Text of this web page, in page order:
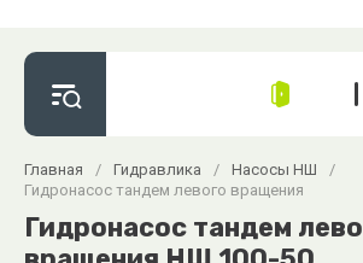
Главная / Гидравлика / Насосы НШ
/
Гидронасос тандем левого вращения
Гидронасос тандем